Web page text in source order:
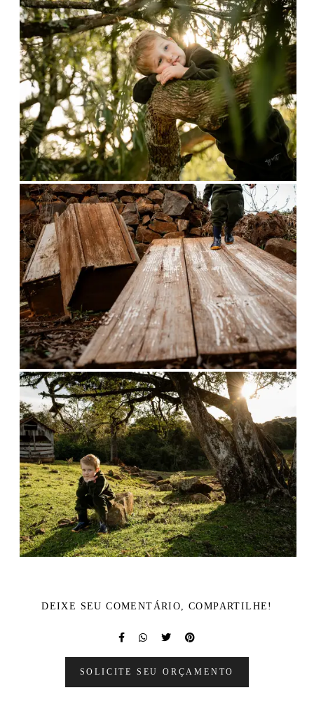
DEIXE SEU COMENTÁRIO, COMPARTILHE!
SOLICITE SEU ORÇAMENTO